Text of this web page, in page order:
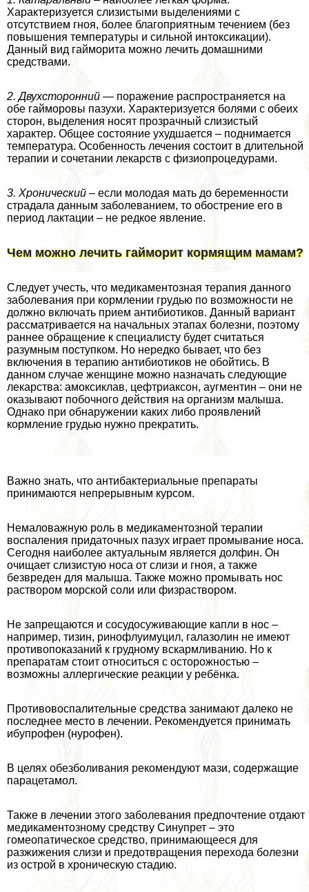
Хаpaктеризуется слизистыми выделениями с
отсутствием гноя, более благоприятным течением (без
повышения температуры и сильной интоксикации).
Данный вид гайморита можно лечить домашними
средствами.
2. Двухсторонний — поражение распространяется на
обе гайморовы пазухи. Хаpaктеризуется болями с обеих
сторон, выделения носят прозрачный слизистый
хаpaктер. Общее состояние ухудшается – поднимается
температура. Особенность лечения состоит в длительной
терапии и сочетании лекарств с физиопроцедypaми.
3. Хронический – если молодая мать до беременности
страдала данным заболеванием, то обострение его в
период лактации – не редкое явление.
Чем можно лечить гайморит кормящим мамам?
Следует учесть, что медикаментозная терапия данного
заболевания при кормлении гpyдью по возможности не
должно включать прием антибиотиков. Данный вариант
рассматривается на начальных этапах болезни, поэтому
раннее обращение к специалисту будет считаться
разумным поступком. Но нередко бывает, что без
включения в терапию антибиотиков не обойтись. В
данном случае женщине можно назначать следующие
лекарства: амоксиклав, цефтриаксон, аугментин – они не
оказывают побочного действия на организм малыша.
Однако при обнаружении каких либо проявлений
кормление гpyдью нужно прекратить.
Важно знать, что антибактериальные препараты
принимаются непрерывным курсом.
Немаловажную роль в медикаментозной терапии
воспаления придаточных пазух играет промывание носа.
Сегодня наиболее актуальным является долфин. Он
очищает слизистую носа от слизи и гноя, а также
безвреден для малыша. Также можно промывать нос
раствором морской соли или физраствором.
Не запрещаются и сосудосуживающие капли в нос –
например, тизин, ринофлуимуцил, галазолин не имеют
противопоказаний к грудному вскармливанию. Но к
препаратам стоит относиться с осторожностью –
возможны аллергические реакции у ребёнка.
Противовоспалительные средства занимают далеко не
последнее место в лечении. Рекомендуется принимать
ибупрофен (нурофен).
В целях обезболивания рекомендуют мази, содержащие
парацетамол.
Также в лечении этого заболевания предпочтение отдают
медикаментозному средству Синупрет – это
гомеопатическое средство, принимающееся для
разжижения слизи и предотвращения перехода болезни
из острой в хроническую стадию.